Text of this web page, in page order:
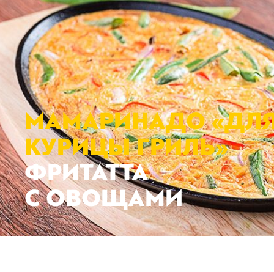
МАМАРИНАДО «
КУРИЦЫ ГРИЛЬ»
ФРИТАТТА
С ОВОЩАМИ